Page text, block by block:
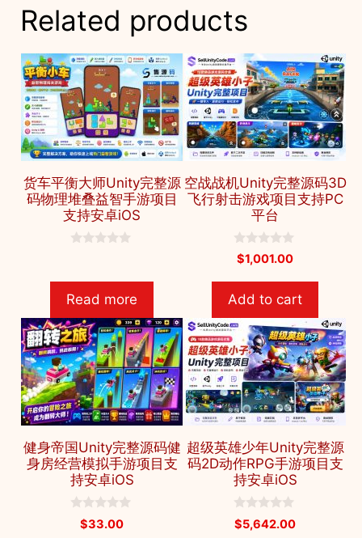
Related products
货车平衡大师Unity完整源
码物理堆叠益智手游项目
支持安卓iOS
o
5
Read more
空战战机Unity完整源码3D
飞行射击游戏项目支持PC
平台
0
o
o
5
$1,001.00
Add to cart
健身帝国Unity完整源码健
身房经营模拟手游项目支
持安卓iOS
$33.00
超级英雄少年Unity完整源
码2D动作RPG手游项目支
持安卓iOS
0
o
$5,642.00